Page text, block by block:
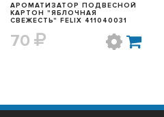
АРОМАТИЗАТОР ПОДВЕСНОЙ
КАРТОН "ЯБЛОЧНАЯ
СВЕЖЕСТЬ" FELIX 411040031
70